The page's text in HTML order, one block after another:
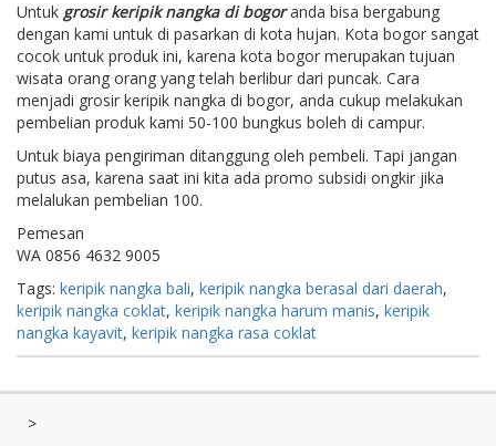
Untuk grosir keripik nangka di bogoranda bisa bergabung
dengan kami untuk di pasarkan di kota hujan. Kota bogor sangat
cocok untuk produk ini, karena kota bogor merupakan tujuan
wisata orang orang yang telah berlibur dari puncak. Cara
menjadi grosir keripik nangka di bogor, anda cukup melakukan
pembelian produk kami 50-100 bungkus boleh di campur.
Untuk biaya pengiriman ditanggung oleh pembeli. Tapi jangan
putus asa, karena saat ini kita ada promo subsidi ongkir jika
melalukan pembelian 100.
Pemesan
WA 0856 4632 9005
Tags: keripik nangka bali, keripik nangka berasal dari daerah,
keripik nangka coklat, keripik nangka harum manis, keripik
nangka kayavit, keripik nangka rasa coklat
>